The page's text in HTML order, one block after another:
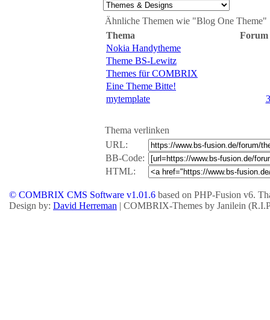
Ähnliche Themen wie "Blog One Theme"
Thema
Forum
Nokia Handytheme
Theme BS-Lewitz
Themes für COMBRIX
Eine Theme Bitte!
mytemplate
Thema verlinken
URL:
BB-Code:
HTML:
© COMBRIX CMS Software v1.01.6 based on PHP-Fusion v6.
Design by: David Herreman | COMBRIX-Themes by Janilein